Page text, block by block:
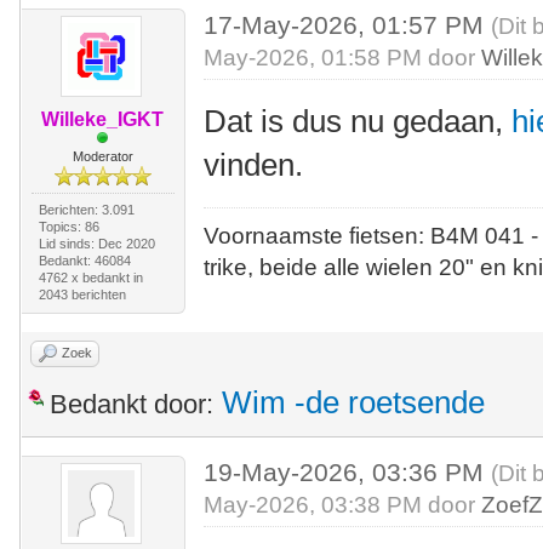
Willeke_IGKT
Moderator
Berichten: 3.091
Topics: 86
Lid sinds: Dec 2020
Bedankt: 46084
4762 x bedankt in
2043 berichten
17-May-2026, 01:57 PM (Dit
May-2026, 01:58 PM door
Dat is dus nu gedaan,
vinden.
Voornaamste fietsen: B4M
trike, beide alle wielen 20" en
Zoek
Bedankt door: Wim -de roetsende
19-May-2026, 03:36 PM (Dit
May-2026, 03:38 PM door